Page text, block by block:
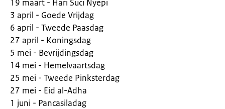
19 maart - Hari Suci Nyepi
3 april - Goede Vrijdag
6 april - Tweede Paasdag
27 april - Koningsdag
5 mei - Bevrijdingsdag
14 mei - Hemelvaartsdag
25 mei - Tweede Pinksterdag
27 mei - Eid al-Adha
1 juni - Pancasiladag